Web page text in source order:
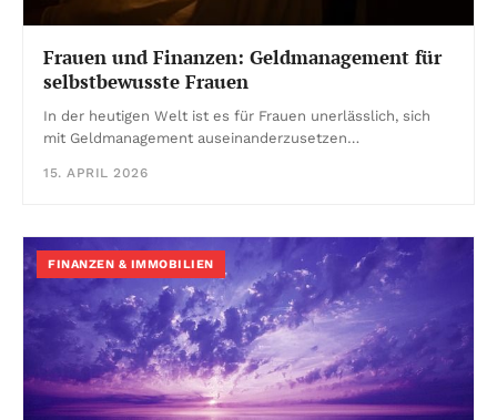
Frauen und Finanzen: Geldmanagement für
selbstbewusste Frauen
In der heutigen Welt ist es für Frauen unerlässlich, sich
mit Geldmanagement auseinanderzusetzen…
15. APRIL 2026
FINANZEN & IMMOBILIEN